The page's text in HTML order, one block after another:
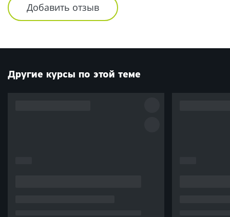
Добавить отзыв
Другие курсы по этой теме